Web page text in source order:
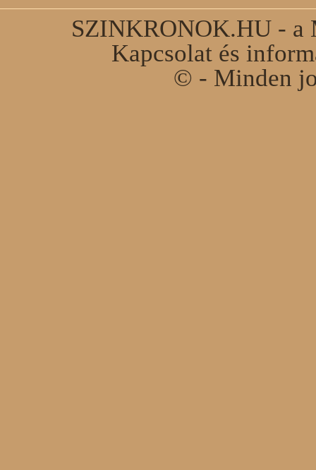
SZINKRONOK.HU - a
Kapcsolat és
© - Minden